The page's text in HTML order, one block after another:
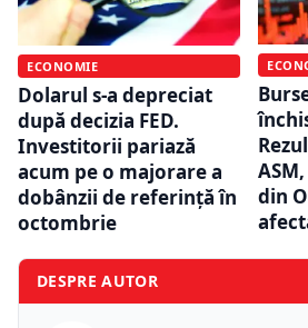
ECONOMIE
Dolarul s-a depreciat
după decizia FED.
Investitorii pariază
acum pe o majorare a
dobânzii de referință în
octombrie
din
DESPRE AUTOR